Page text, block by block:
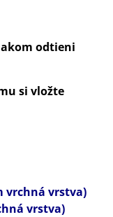
odtieni
si vložte
vrchná vrstva)
vrstva)